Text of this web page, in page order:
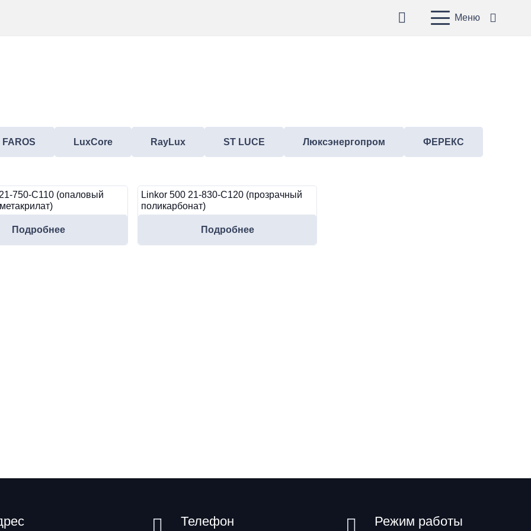
Меню
FAROS LuxCore RayLux ST LUCE Люксэнергопром ФЕРЕКС
750-C110 (опаловый
Подробнее
Linkor 500 21-830-C120 (прозрачный
поликарбонат)
Подробнее
Телефон Режим работы